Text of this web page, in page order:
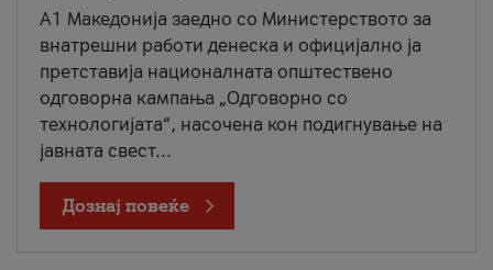
A1 Македонија заедно со Министерството за
внатрешни работи денеска и официјално ја
претставија националната општествено
одговорна кампања „Одговорно со
технологијата“, насочена кон подигнување на
јавната свест...
Дознај повеќе